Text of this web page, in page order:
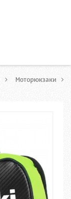
> Моторюкзаки